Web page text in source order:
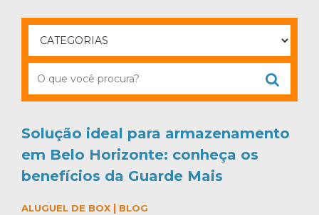
Solução ideal para armazenamento
em Belo Horizonte: conheça os
benefícios da Guarde Mais
ALUGUEL DE BOX| BLOG